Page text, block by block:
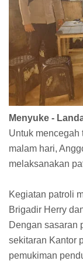
Menyuke -
Untuk mencegah
malam hari,
melaksanakan
Kegiatan patroli
Brigadir Herry
Dengan sasaran
sekitaran Kantor
pemukiman